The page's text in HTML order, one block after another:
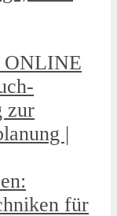
ONLINE
zur
|
für